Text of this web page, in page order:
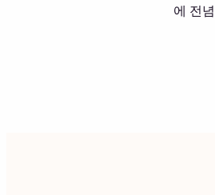
에 전